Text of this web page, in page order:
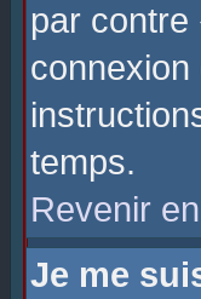
par
temps.
Revenir
Je me